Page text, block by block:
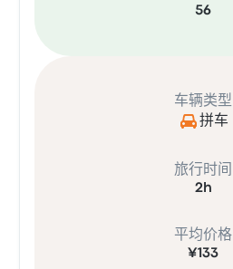
56
车辆类型
拼车
旅行时间
2h
平均价格
¥133